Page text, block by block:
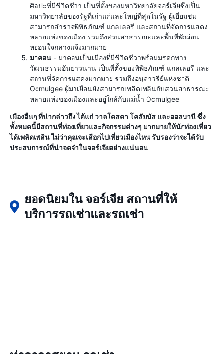
ศิลปะที่มีชีวิตชีวา เป็นที่ตั้งของมหาวิทยาลัยจอร์เจียซึ่งเป็น
มหาวิทยาลัยของรัฐที่เก่าแก่และใหญ่ที่สุดในรัฐ ผู้เยี่ยมชม
สามารถสำรวจพิพิธภัณฑ์ แกลเลอรี และสถานที่จัดการแสดง
หลายแห่งของเมือง รวมถึงสวนสาธารณะและพื้นที่พักผ่อน
หย่อนใจกลางแจ้งมากมาย
มาคอน - มาคอนเป็นเมืองที่มีชีวิตชีวาพร้อมมรดกทาง
วัฒนธรรมอันยาวนาน เป็นที่ตั้งของพิพิธภัณฑ์ แกลเลอรี และ
สถานที่จัดการแสดงมากมาย รวมถึงอนุสาวรีย์แห่งชาติ
Ocmulgee ผู้มาเยือนยังสามารถเพลิดเพลินกับสวนสาธารณะ
หลายแห่งของเมืองและอยู่ใกล้กับแม่น้ำ Ocmulgee
เมืองอื่นๆ ที่น่ากล่าวถึง ได้แก่ วาลโดสตา โคลัมบัส และออลบานี ซึ่ง
ทั้งหมดนี้มีสถานที่ท่องเที่ยวและกิจกรรมต่างๆ มากมายให้นักท่องเที่ยว
ได้เพลิดเพลิน ไม่ว่าคุณจะเลือกไปเที่ยวเมืองไหน รับรองว่าจะได้รับ
ประสบการณ์ที่น่าจดจำในจอร์เจียอย่างแน่นอน
ยอดนิยมใน จอร์เจีย สถานที่ให้
บริการรถเช่าและรถเช่า